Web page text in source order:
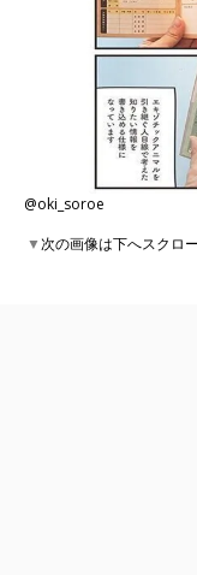
@oki_soroe
▼次の画像は下へスクロ